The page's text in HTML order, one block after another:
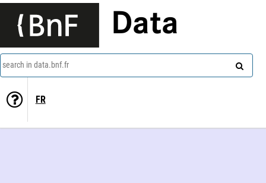
Data
search in data.bnf.fr
FR